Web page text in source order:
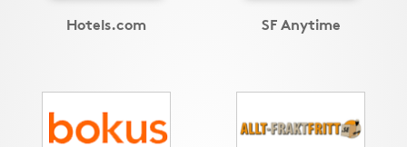
Hotels.com SF Anytime